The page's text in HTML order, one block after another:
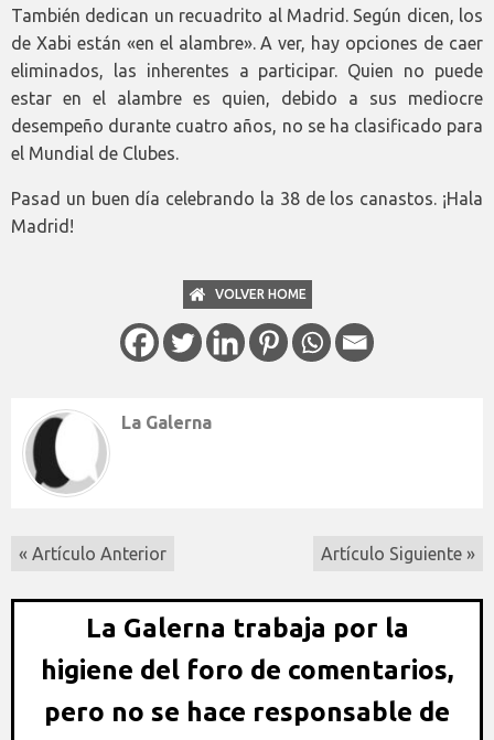
También dedican un recuadrito al Madrid. Según dicen, los
de Xabi están «en el alambre». A ver, hay opciones de caer
eliminados, las inherentes a participar. Quien no puede
estar en el alambre es quien, debido a sus mediocre
desempeño durante cuatro años, no se ha clasificado para
el Mundial de Clubes.
Pasad un buen día celebrando la 38 de los canastos. ¡Hala
Madrid!
VOLVER HOME
La Galerna
« Artículo Anterior Artículo Siguiente »
La Galerna trabaja por la
higiene del foro de comentarios,
pero no se hace responsable de